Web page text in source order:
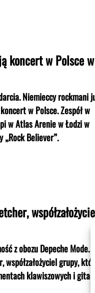
koncert w Polsce w
Niemieccy rockmani
w Polsce. Zespół w
w Atlas Arenie w Łodzi w
„Rock Believer”.
z obozu Depeche Mode.
grupy, który
klawiszowych i gitarze